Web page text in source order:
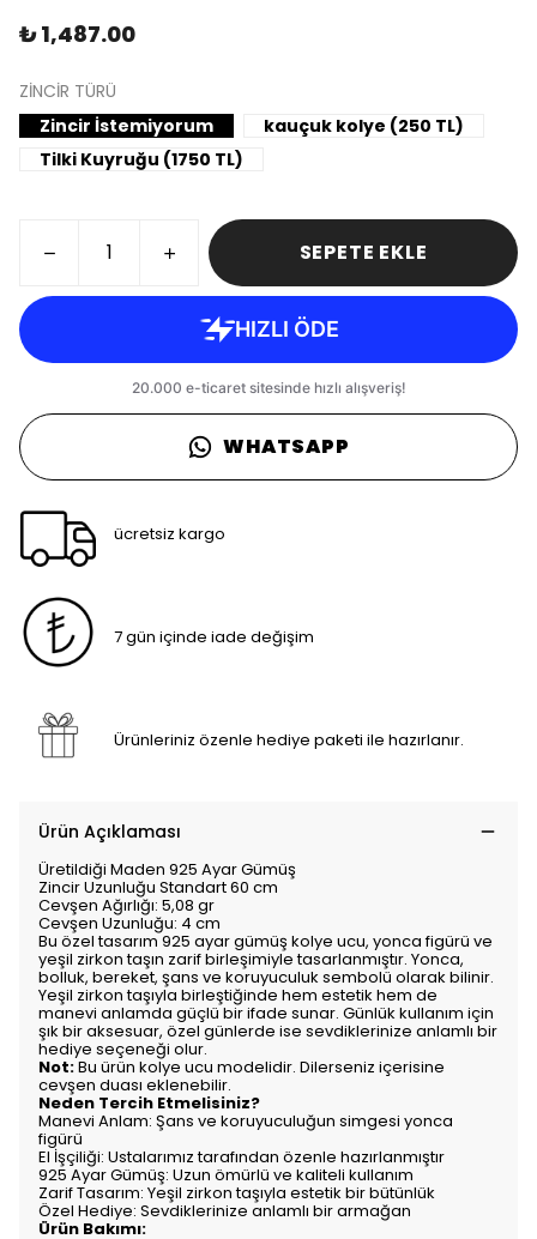
₺ 1,487.00
ZİNCİR TÜRÜ
Zincir İstemiyorum
kauçuk kolye (250 TL)
Tilki Kuyruğu (1750 TL)
SEPETE EKLE
WHATSAPP
ücretsiz kargo
7 gün içinde iade değişim
Ürünleriniz özenle hediye paketi ile hazırlanır.
Ürün Açıklaması
Üretildiği Maden 925 Ayar Gümüş
Zincir Uzunluğu Standart 60 cm
Cevşen Ağırlığı: 5,08 gr
Cevşen Uzunluğu: 4 cm
Bu özel tasarım 925 ayar gümüş kolye ucu, yonca figürü ve
yeşil zirkon taşın zarif birleşimiyle tasarlanmıştır. Yonca,
bolluk, bereket, şans ve koruyuculuk sembolü olarak bilinir.
Yeşil zirkon taşıyla birleştiğinde hem estetik hem de
manevi anlamda güçlü bir ifade sunar. Günlük kullanım için
şık bir aksesuar, özel günlerde ise sevdiklerinize anlamlı bir
hediye seçeneği olur.
Not:Bu ürün kolye ucu modelidir. Dilerseniz içerisine
cevşen duası eklenebilir.
Neden Tercih Etmelisiniz?
Manevi Anlam: Şans ve koruyuculuğun simgesi yonca
figürü
El İşçiliği: Ustalarımız tarafından özenle hazırlanmıştır
925 Ayar Gümüş: Uzun ömürlü ve kaliteli kullanım
Zarif Tasarım: Yeşil zirkon taşıyla estetik bir bütünlük
Özel Hediye: Sevdiklerinize anlamlı bir armağan
Ürün Bakımı: